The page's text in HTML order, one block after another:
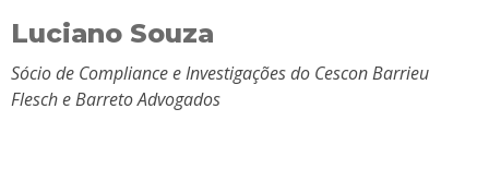
Luciano Souza
Sócio de Compliance e Investigações do Cescon Barrieu
Flesch e Barreto Advogados